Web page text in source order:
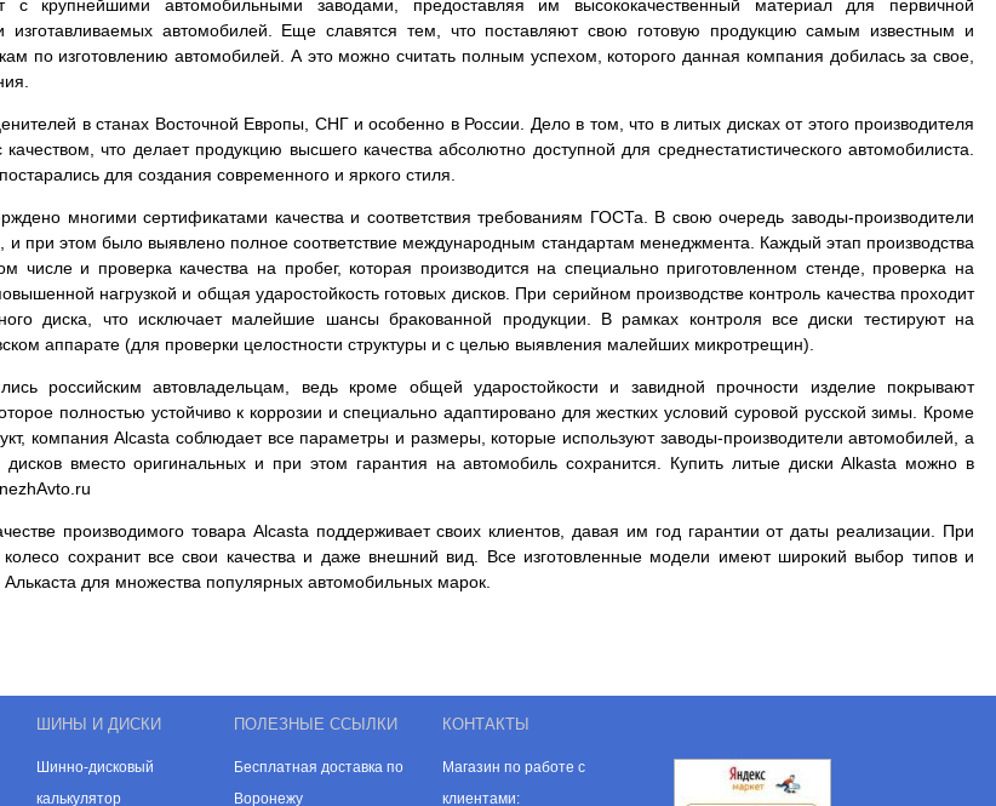
с крупнейшими автомобильными заводами, предоставляя им высококачественный материал для первичной
изготавливаемых автомобилей. Еще славятся тем, что поставляют свою готовую продукцию самым известным и
по изготовлению автомобилей. А это можно считать полным успехом, которого данная компания добилась за свое,
в станах Восточной Европы, СНГ и особенно в России. Дело в том, что в литых дисках от этого производителя
что делает продукцию высшего качества абсолютно доступной для среднестатистического автомобилиста.
для создания современного и яркого стиля.
многими сертификатами качества и соответствия требованиям ГОСТа. В свою очередь заводы-производители
и при этом было выявлено полное соответствие международным стандартам менеджмента. Каждый этап производства
числе и проверка качества на пробег, которая производится на специально приготовленном стенде, проверка на
нагрузкой и общая ударостойкость готовых дисков. При серийном производстве контроль качества проходит
диска, что исключает малейшие шансы бракованной продукции. В рамках контроля все диски тестируют на
аппарате (для проверки целостности структуры и с целью выявления малейших микротрещин).
российским автовладельцам, ведь кроме общей ударостойкости и завидной прочности изделие покрывают
полностью устойчиво к коррозии и специально адаптировано для жестких условий суровой русской зимы. Кроме
компания Alcasta соблюдает все параметры и размеры, которые используют заводы-производители автомобилей, а
дисков вместо оригинальных и при этом гарантия на автомобиль сохранится. Купить литые диски Alkasta можно в
производимого товара Alcasta поддерживает своих клиентов, давая им год гарантии от даты реализации. При
колесо сохранит все свои качества и даже внешний вид. Все изготовленные модели имеют широкий выбор типов и
для множества популярных автомобильных марок.
ШИНЫ И ДИСКИ
Шинно-дисковый
калькулятор
ПОЛЕЗНЫЕ ССЫЛКИ
Бесплатная доставка по
Воронежу
КОНТАКТЫ
Магазин по работе с
клиентами: